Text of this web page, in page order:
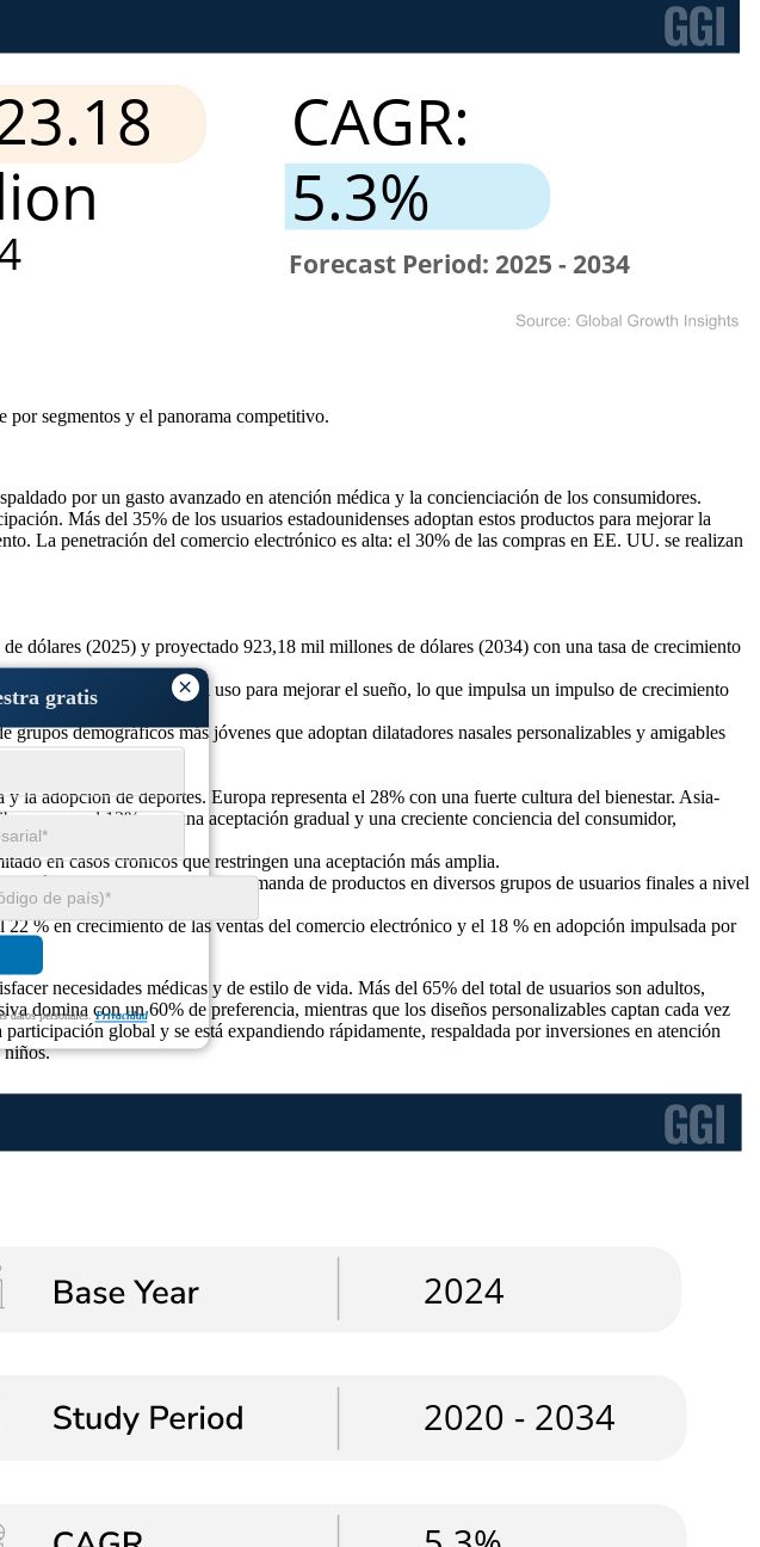
×
gratis
datos personales.Privacidad
por segmentos y el panorama competitivo.
por un gasto avanzado en atención médica y la concienciación de los consumidores.
Más del 35% de los usuarios estadounidenses adoptan estos productos para mejorar la
La penetración del comercio electrónico es alta: el 30% de las compras en EE. UU. se realizan
dólares (2025) y proyectado 923,18 mil millones de dólares (2034) con una tasa de crecimiento
en deportes y el 33 % el uso para mejorar el sueño, lo que impulsa un impulso de crecimiento
demográficos más jóvenes que adoptan dilatadores nasales personalizables y amigables
adopción de deportes. Europa representa el 28% con una fuerte cultura del bienestar. Asia-
con el 12% con una aceptación gradual y una creciente conciencia del consumidor,
en casos crónicos que restringen una aceptación más amplia.
que dan forma a la demanda de productos en diversos grupos de usuarios finales a nivel
% en crecimiento de las ventas del comercio electrónico y el 18 % en adopción impulsada por
necesidades médicas y de estilo de vida. Más del 65% del total de usuarios son adultos,
domina con un 60% de preferencia, mientras que los diseños personalizables captan cada vez
global y se está expandiendo rápidamente, respaldada por inversiones en atención
niños.